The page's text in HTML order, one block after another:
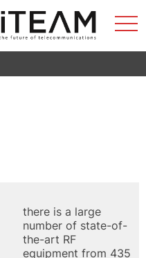
there is a large
number of state-of-
the-art RF
equipment from 435